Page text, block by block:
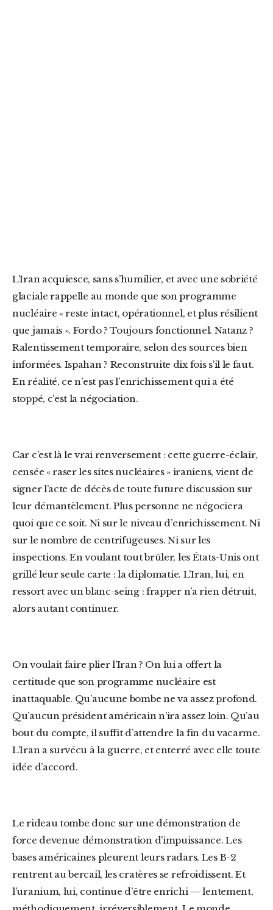
L’Iran acquiesce, sans s’humilier, et avec une sobriété
glaciale rappelle au monde que son programme
nucléaire « reste intact, opérationnel, et plus résilient
que jamais ». Fordo ? Toujours fonctionnel. Natanz ?
Ralentissement temporaire, selon des sources bien
informées. Ispahan ? Reconstruite dix fois s’il le faut.
En réalité, ce n’est pas l’enrichissement qui a été
stoppé, c’est la négociation.
Car c’est là le vrai renversement : cette guerre-éclair,
censée « raser les sites nucléaires » iraniens, vient de
signer l’acte de décès de toute future discussion sur
leur démantèlement. Plus personne ne négociera
quoi que ce soit. Ni sur le niveau d’enrichissement. Ni
sur le nombre de centrifugeuses. Ni sur les
inspections. En voulant tout brûler, les États-Unis ont
grillé leur seule carte : la diplomatie. L’Iran, lui, en
ressort avec un blanc-seing : frapper n’a rien détruit,
alors autant continuer.
On voulait faire plier l’Iran ? On lui a offert la
certitude que son programme nucléaire est
inattaquable. Qu’aucune bombe ne va assez profond.
Qu’aucun président américain n’ira assez loin. Qu’au
bout du compte, il suffit d’attendre la fin du vacarme.
L’Iran a survécu à la guerre, et enterré avec elle toute
idée d’accord.
Le rideau tombe donc sur une démonstration de
force devenue démonstration d’impuissance. Les
bases américaines pleurent leurs radars. Les B-2
rentrent au bercail, les cratères se refroidissent. Et
l’uranium, lui, continue d’être enrichi — lentement,